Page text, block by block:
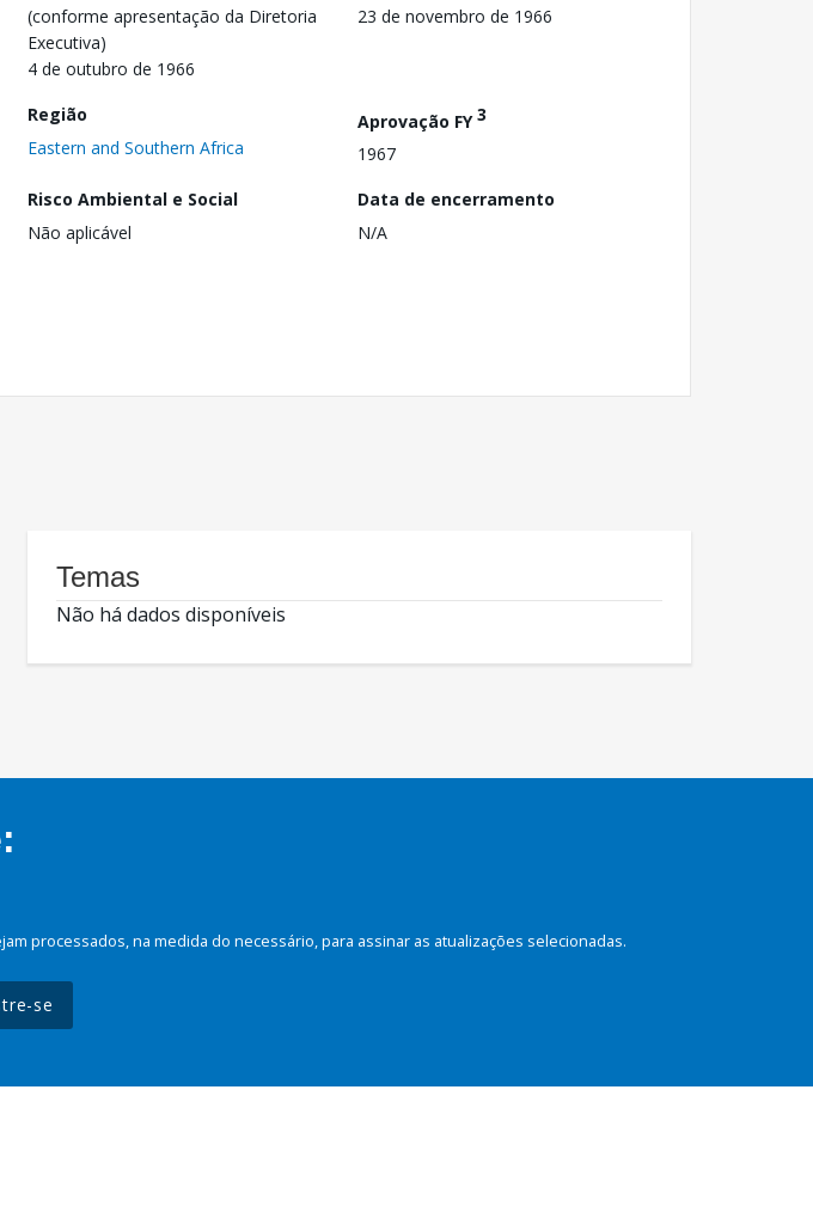
(conforme apresentação da Diretoria
Executiva)
4 de outubro de 1966
23 de novembro de 1966
Região
Eastern and Southern Africa
Aprovação FY3
1967
Risco Ambiental e Social
Não aplicável
Data de encerramento
N/A
Temas
Não há dados disponíveis
processados, na medida do necessário, para assinar as atualizações selecionadas.
se